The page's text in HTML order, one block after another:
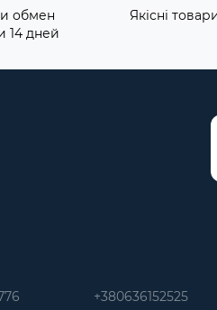
обмен
14 дней
Якісні
+380636152525